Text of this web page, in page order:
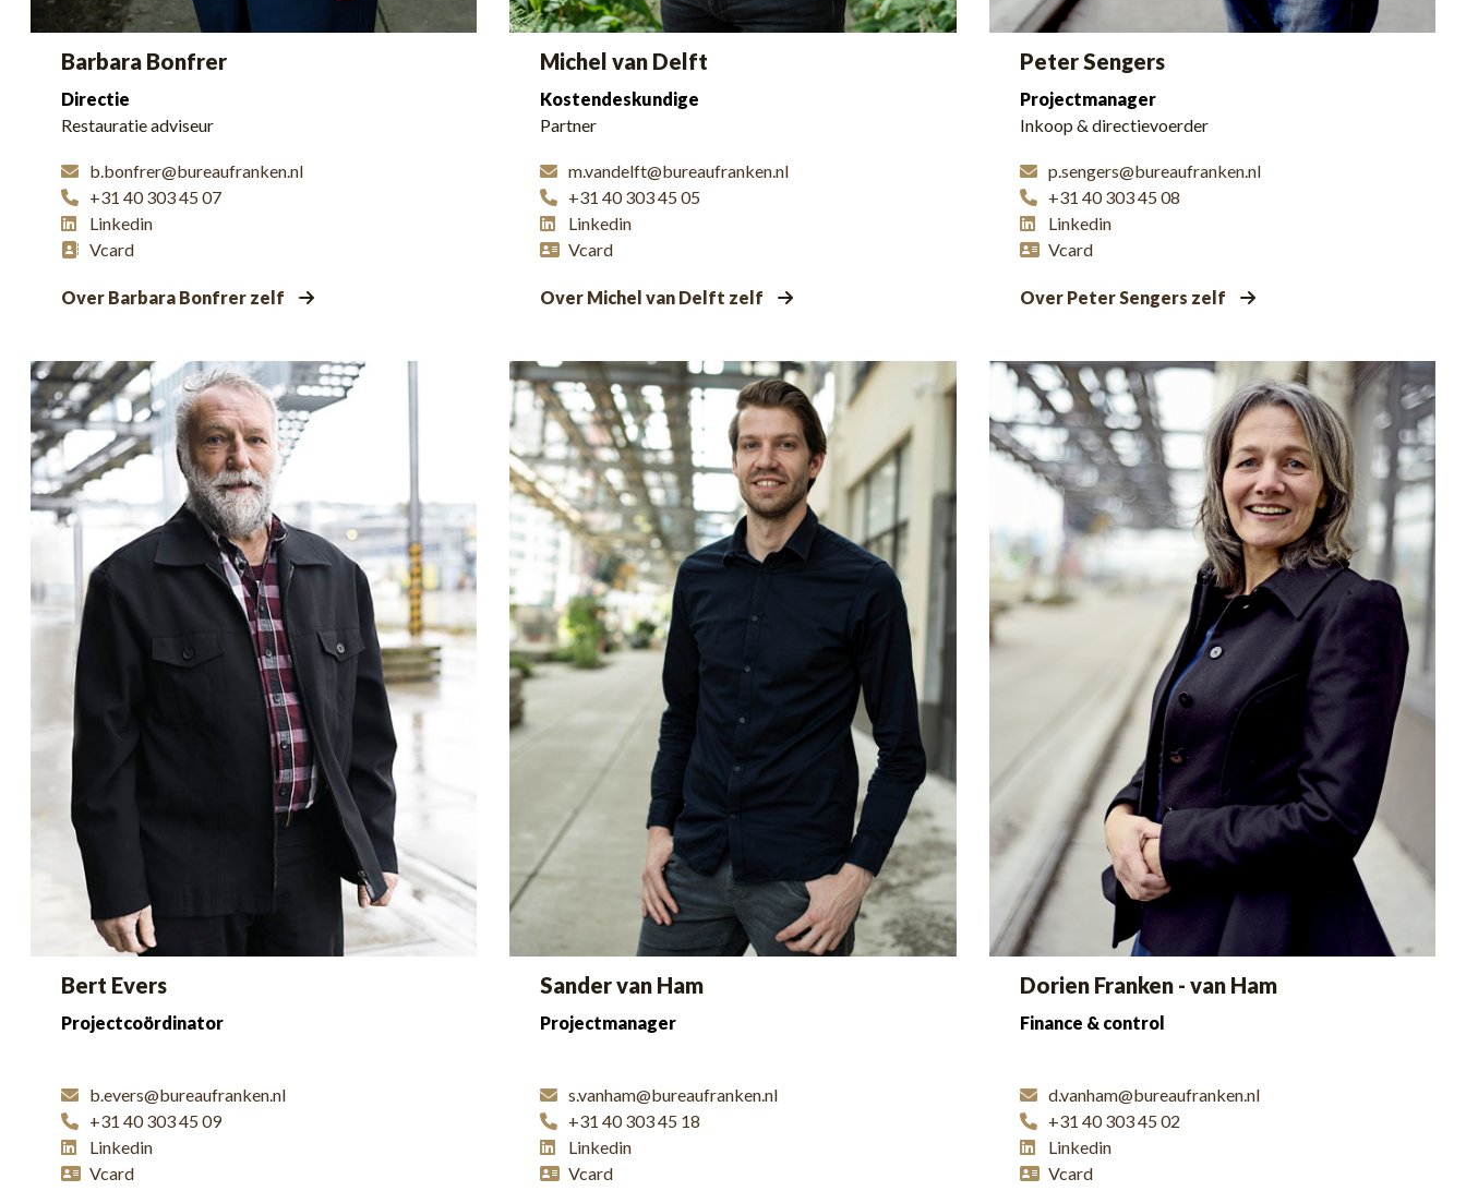
Barbara Bonfrer
Directie
Restauratie adviseur
b.bonfrer@bureaufranken.nl
+31 40 303 45 07
Linkedin
Vcard
Over Barbara Bonfrer zelf
Michel van Delft
Kostendeskundige
Partner
m.vandelft@bureaufranken.nl
+31 40 303 45 05
Linkedin
Vcard
Over Michel van Delft zelf
Peter Sengers
Projectmanager
Inkoop & directievoerder
p.sengers@bureaufranken.nl
+31 40 303 45 08
Linkedin
Vcard
Over Peter Sengers zelf
Bert Evers
Projectcoördinator
b.evers@bureaufranken.nl
+31 40 303 45 09
Linkedin
Vcard
Sander van Ham
Projectmanager
s.vanham@bureaufranken.nl
+31 40 303 45 18
Linkedin
Vcard
Dorien Franken - van Ham
Finance & control
d.vanham@bureaufranken.nl
+31 40 303 45 02
Linkedin
Vcard